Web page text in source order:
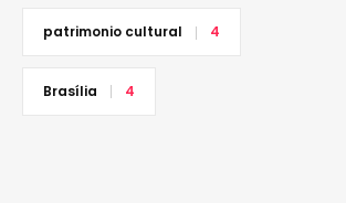
patrimonio cultural 4
Brasília 4